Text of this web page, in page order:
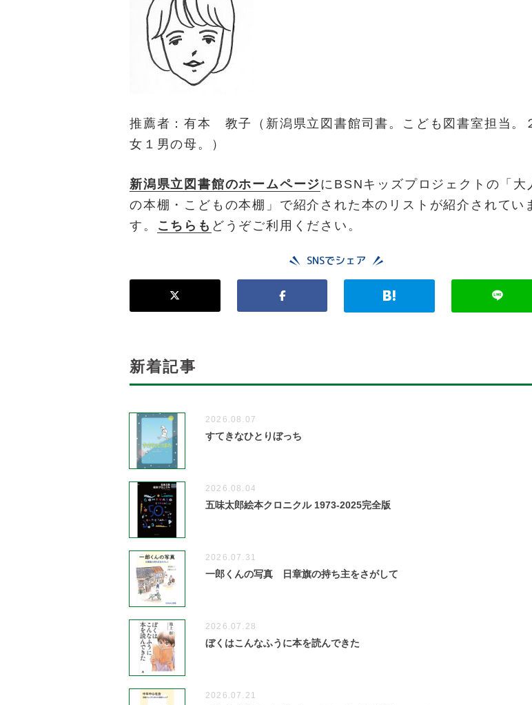
推薦者：有本 教子（新潟県立図書館司書。こども図書室担当。
女１男の母。）
新潟県立図書館のホームページにBSNキッズプロジェクトの「大
の本棚・こどもの本棚」で紹介された本のリストが紹介されてい
す。
こちらも どうぞご利用ください。
SNSでシェア
新着記事
2026.08.07
すてきなひとりぼっち
2026.08.04
五味太郎絵本クロニクル 1973-2025完全版
2026.07.31
一郎くんの写真 日章旗の持ち主をさがして
2026.07.28
ぼくはこんなふうに本を読んできた
2026.07.21